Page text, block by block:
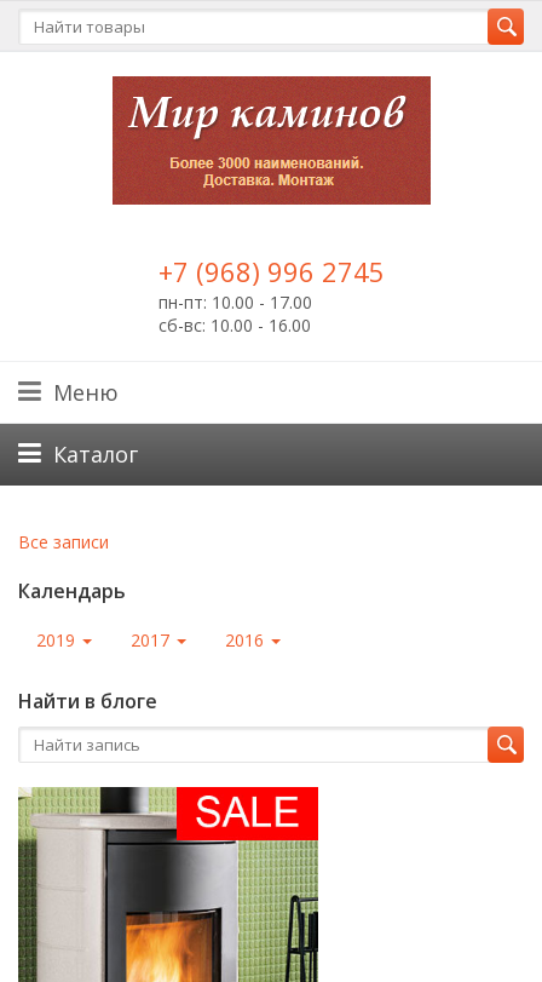
+7 (968) 996 2745
пн-пт: 10.00 - 17.00
сб-вс: 10.00 - 16.00
Меню
Каталог
Все записи
Календарь
2019 2017 2016
Найти в блоге
Последние фото